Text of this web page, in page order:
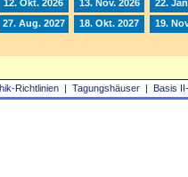
Richtlinien | Tagungshäuser | Basis
12. Okt. 2026 13. Nov. 2026
22.
27. Aug. 2027 18. Okt. 2027 19.